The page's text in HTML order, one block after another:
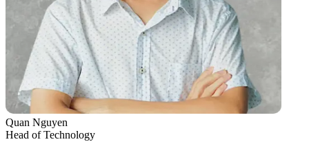
Quan Nguyen
Head of Technology